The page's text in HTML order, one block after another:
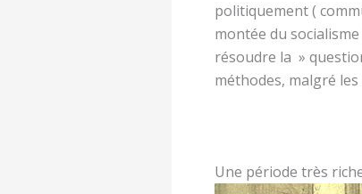
politiquement (
montée du
résoudre la »
méthodes, malgré
Une période très